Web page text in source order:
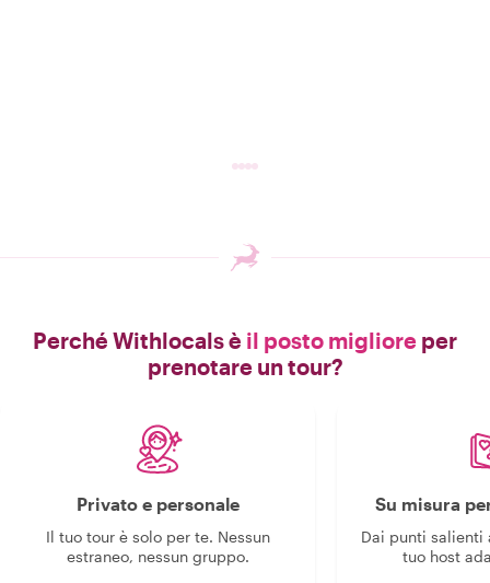
Perché Withlocals è il posto migliore per
prenotare un tour?
Privato e personale
Il tuo tour è solo per te. Nessun
estraneo, nessun gruppo.
Su misura
Dai punti salienti
tuo host